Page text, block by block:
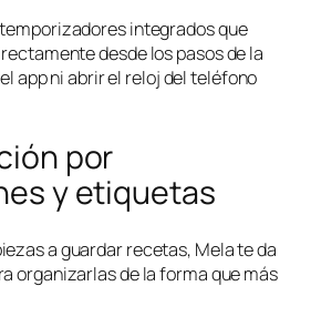
integrados que
desde los pasos de la
app ni abrir el reloj del teléfono
por
y etiquetas
a guardar recetas, Mela te da
organizarlas de la forma que más